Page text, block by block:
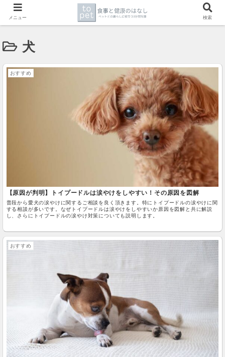
犬
おすすめ
【原因が判明】トイプードルは涙やけをしやすい！その原因を図解
普段から愛犬の涙やけに関するご相談を良く頂きます。特にトイプードルの涙やけに関
する相談が多いです。なぜトイプードルは涙やけをしやすいか原因を図解と共に解説
し、さらにトイプードルの涙やけ対策についても説明します。
おすすめ
メニュー 検索